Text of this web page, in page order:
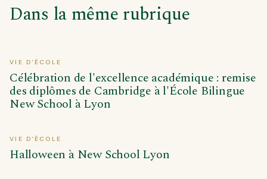
Dans la même rubrique
VIE D'ÉCOLE
Célébration de l'excellence académique : remise
des diplômes de Cambridge à l'École Bilingue
New School à Lyon
VIE D'ÉCOLE
Halloween à New School Lyon